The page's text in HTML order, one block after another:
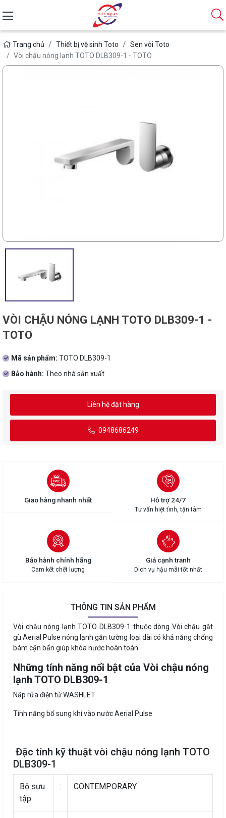
Trang chủ Thiết bị vệ sinh Toto
Sen vòi Toto
Vòi chậu nóng lạnh TOTO DLB309-1 - TOTO
VÒI CHẬU NÓNG LẠNH TOTO DLB309-1 -
TOTO
Mã sản phẩm: TOTO DLB309-1
Bảo hành: Theo nhà sản xuất
Liên hệ đặt hàng
0948686249
Giao hàng nhanh nhất Hỗ trợ 24/7
Tư vấn hiệt tình, tận tâm
Bảo hành chính hãng
Cam kết chết lượng
Giá cạnh tranh
Dịch vụ hậu mãi tốt nhất
THÔNG TIN SẢN PHẨM
Vòi chậu nóng lạnh TOTO DLB309-1 thuộc dòng Vòi chậu gật
gù Aerial Pulse nóng lạnh gắn tường loại dài có khả năng chống
bám cặn bẩn giúp khóa nước hoàn toàn
Những tính năng nổi bật của Vòi chậu nóng
lạnh TOTO DLB309-1
Nắp rửa điện tử WASHLET
Tính năng bổ sung khí vào nước Aerial Pulse
Đặc tính kỹ thuật vòi chậu nóng lạnh TOTO
DLB309-1
Bộ sưu
tập
: CONTEMPORARY